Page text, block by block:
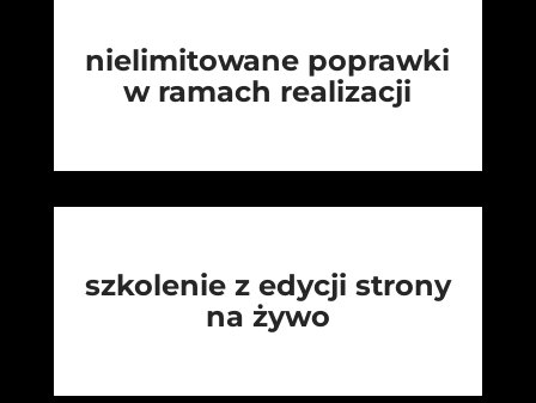
nielimitowane poprawki
w ramach realizacji
szkolenie z edycji strony
na żywo